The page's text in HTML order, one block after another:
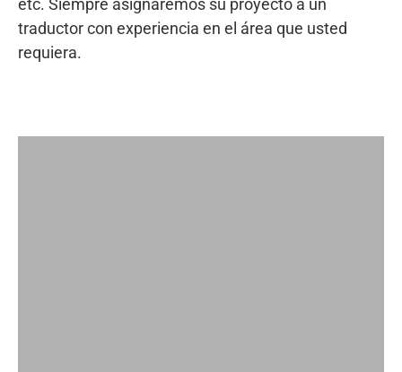
etc. Siempre asignaremos su proyecto a un
traductor con experiencia en el área que usted
requiera.